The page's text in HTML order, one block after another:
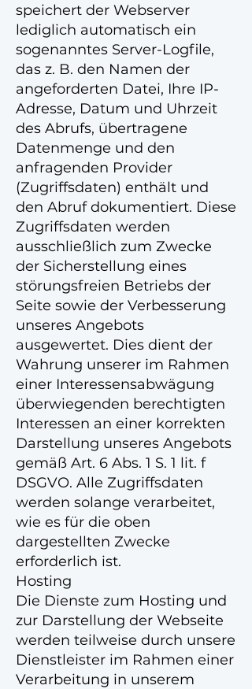
speichert der Webserver
lediglich automatisch ein
sogenanntes Server-Logfile,
das z. B. den Namen der
angeforderten Datei, Ihre IP-
Adresse, Datum und Uhrzeit
des Abrufs, übertragene
Datenmenge und den
anfragenden Provider
(Zugriffsdaten) enthält und
den Abruf dokumentiert. Diese
Zugriffsdaten werden
ausschließlich zum Zwecke
der Sicherstellung eines
störungsfreien Betriebs der
Seite sowie der Verbesserung
unseres Angebots
ausgewertet. Dies dient der
Wahrung unserer im Rahmen
einer Interessensabwägung
überwiegenden berechtigten
Interessen an einer korrekten
Darstellung unseres Angebots
gemäß Art. 6 Abs. 1 S. 1 lit. f
DSGVO. Alle Zugriffsdaten
werden solange verarbeitet,
wie es für die oben
dargestellten Zwecke
erforderlich ist.
Hosting
Die Dienste zum Hosting und
zur Darstellung der Webseite
werden teilweise durch unsere
Dienstleister im Rahmen einer
Verarbeitung in unserem